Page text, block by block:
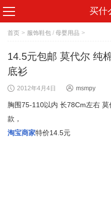
买什
首页 > 服饰鞋包 / 母婴用品 >
14.5元包邮 莫代尔 纯
底衫
2012年4月4日 msmpy
胸围75-110以内 长78Cm左右
款，
淘宝商家特价14.5元